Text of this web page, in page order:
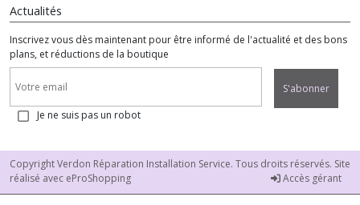
Actualités
Inscrivez vous dès maintenant pour être informé de l'actualité et des bons
plans, et réductions de la boutique
S'abonner
Je ne suis pas un robot
Copyright Verdon Réparation Installation Service. Tous droits réservés. Site
réalisé avec eProShopping Accès gérant